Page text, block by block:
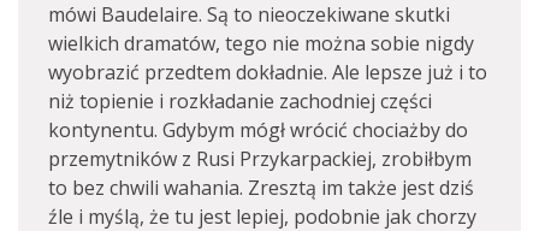
mówi Baudelaire. Są to nieoczekiwane skutki
wielkich dramatów, tego nie można sobie nigdy
wyobrazić przedtem dokładnie. Ale lepsze już i to
niż topienie i rozkładanie zachodniej części
kontynentu. Gdybym mógł wrócić chociażby do
przemytników z Rusi Przykarpackiej, zrobiłbym
to bez chwili wahania. Zresztą im także jest dziś
źle i myślą, że tu jest lepiej, podobnie jak chorzy